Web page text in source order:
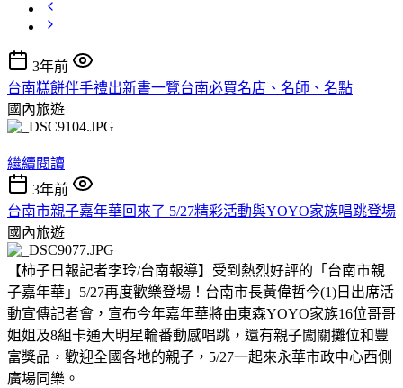
3年前
台南糕餅伴手禮出新書一覽台南必買名店、名師、名點
國內旅遊
繼續閱讀
3年前
台南市親子嘉年華回來了 5/27精彩活動與YOYO家族唱跳登場
國內旅遊
【柿子日報記者李玲/台南報導】受到熱烈好評的「台南市親
子嘉年華」5/27再度歡樂登場！台南市長黃偉哲今(1)日出席活
動宣傳記者會，宣布今年嘉年華將由東森YOYO家族16位哥哥
姐姐及8組卡通大明星輪番動感唱跳，還有親子闖關攤位和豐
富獎品，歡迎全國各地的親子，5/27一起來永華市政中心西側
廣場同樂。